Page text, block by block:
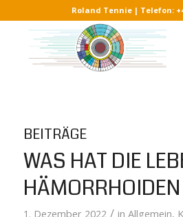
Roland Tennie | Telefon:
BEITRÄGE
WAS HAT DIE
1. Dezember 2022 / in Allgemein,